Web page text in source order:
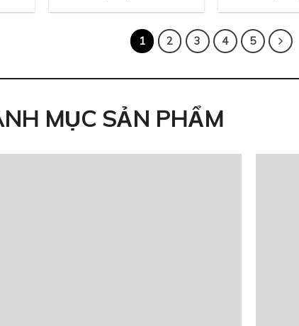
1 2 3 4 5
MỤC SẢN PHẨM